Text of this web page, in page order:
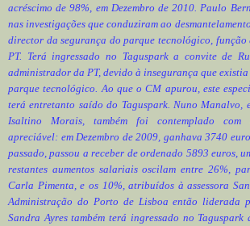
acréscimo de 98%, em Dezembro de 2010. Paulo
nas investigações que conduziram ao
director da segurança do parque tecnológico, função
PT. Terá ingressado no Taguspark a convite de
administrador da PT, devido à insegurança que
parque tecnológico. Ao que o CM apurou, este
terá entretanto saído do Taguspark. Nuno Manalvo,
Isaltino Morais, também foi contemplado com
apreciável: em Dezembro de 2009, ganhava 3740
passado, passou a receber de ordenado 5893 euros,
restantes aumentos salariais oscilam entre 26%,
Carla Pimenta, e os 10%, atribuídos à assessora
Administração do Porto de Lisboa então liderada
Sandra Ayres também terá ingressado no